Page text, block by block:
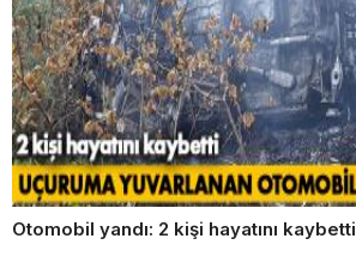
Otomobil yandı: 2 kişi hayatını kaybetti